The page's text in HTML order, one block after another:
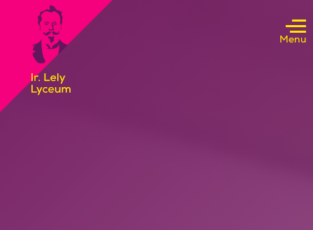
Doorgaan naar inhoud
Menu